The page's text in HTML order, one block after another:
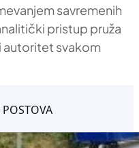
savremenih
pristup pruža
autoritet svakom